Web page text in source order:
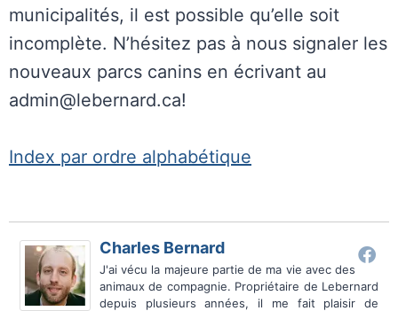
municipalités, il est possible qu’elle soit
incomplète. N’hésitez pas à nous signaler les
nouveaux parcs canins en écrivant au
admin@lebernard.ca!
Index par ordre alphabétique
Charles Bernard
J'ai vécu la majeure partie de ma vie avec des
animaux de compagnie. Propriétaire de Lebernard
depuis plusieurs années, il me fait plaisir de